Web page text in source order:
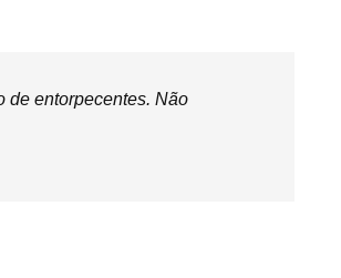
de entorpecentes. Não